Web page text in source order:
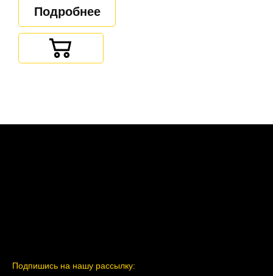
Подробнее
Подпишись на нашу рассылку: